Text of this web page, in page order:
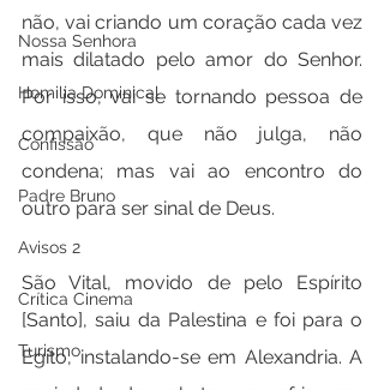
Nossa Senhora
Homilia Dominical
Confissão
Padre Bruno
Avisos 2
Crítica Cinema
Turismo
não, vai criando um coração cada vez
mais dilatado pelo amor do Senhor.
Por isso, vai se tornando pessoa de
compaixão, que não julga, não
condena; mas vai ao encontro do
outro para ser sinal de Deus.
São Vital, movido de pelo Espírito
[Santo], saiu da Palestina e foi para o
Egito, instalando-se em Alexandria. A